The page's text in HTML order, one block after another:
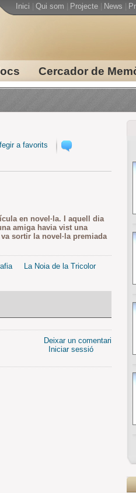
Cercador de
Inici Qui som Projecte News
a favorits
en novel·la. I aquell dia
amiga havia vist una
sortir la novel·la premiada
La Noia de la Tricolor
Deixar un comentari
Iniciar sessió